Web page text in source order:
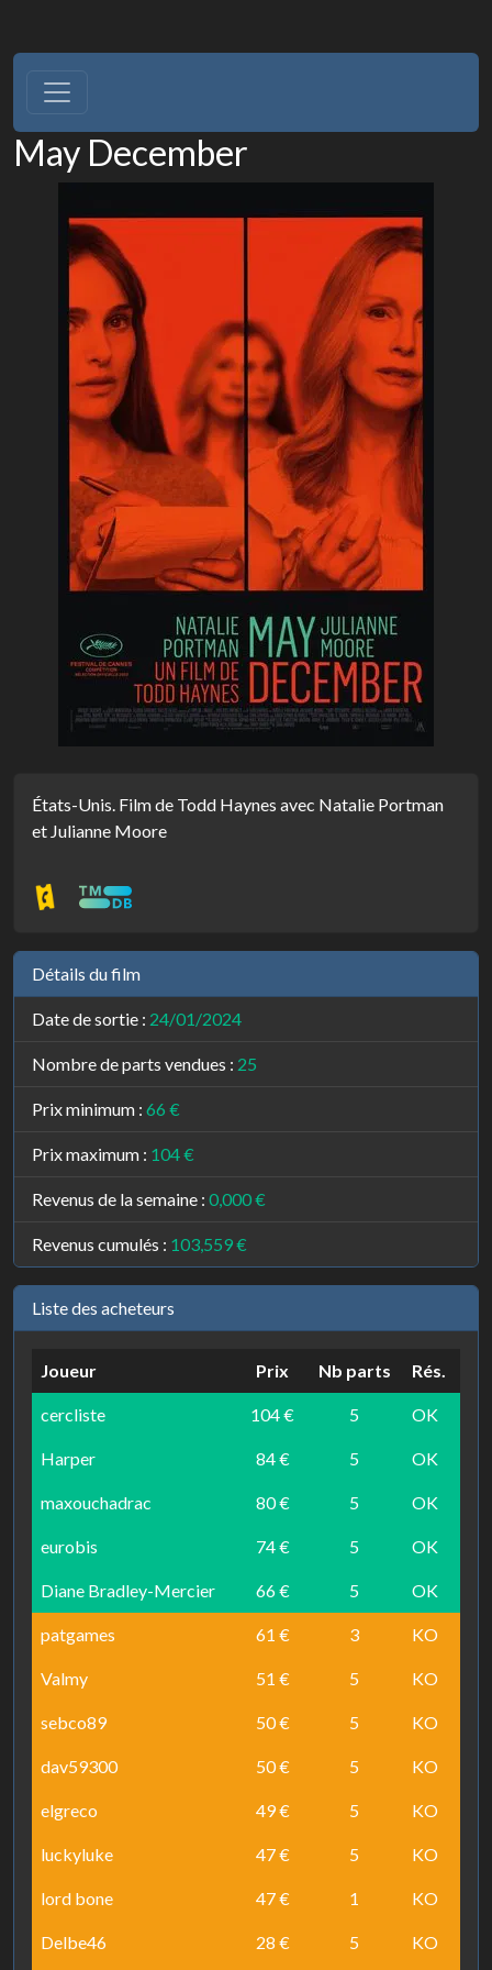
May December
États-Unis. Film de Todd Haynes avec Natalie Portman
et Julianne Moore
Détails du film
Date de sortie : 24/01/2024
Nombre de parts vendues : 25
Prix minimum : 66 €
Prix maximum : 104 €
Revenus de la semaine : 0,000 €
Revenus cumulés : 103,559 €
Liste des acheteurs
Joueur Prix Nb parts Rés.
cercliste 104 € 5 OK
Harper 84 € 5 OK
maxouchadrac 80 € 5 OK
eurobis 74 € 5 OK
Diane Bradley-Mercier 66 € 5 OK
patgames 61 € 3 KO
Valmy 51 € 5 KO
sebco89 50 € 5 KO
dav59300 50 € 5 KO
elgreco 49 € 5 KO
luckyluke 47 € 5 KO
lord bone 47 € 1 KO
Delbe46 28 € 5 KO